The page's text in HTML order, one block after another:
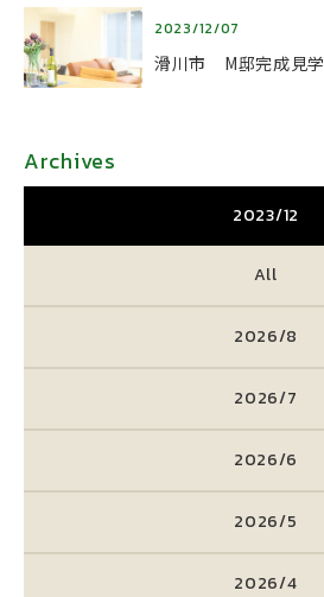
2023/12/07
滑川市 M邸完成見
Archives
2023/12
All
2026/8
2026/7
2026/6
2026/5
2026/4